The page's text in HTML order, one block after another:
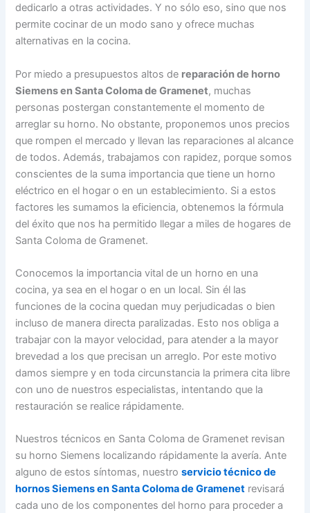
dedicarlo a otras actividades. Y no sólo eso, sino que nos
permite cocinar de un modo sano y ofrece muchas
alternativas en la cocina.
Por miedo a presupuestos altos de reparación de horno
Siemens en Santa Coloma de Gramenet, muchas
personas postergan constantemente el momento de
arreglar su horno. No obstante, proponemos unos precios
que rompen el mercado y llevan las reparaciones al alcance
de todos. Además, trabajamos con rapidez, porque somos
conscientes de la suma importancia que tiene un horno
eléctrico en el hogar o en un establecimiento. Si a estos
factores les sumamos la eficiencia, obtenemos la fórmula
del éxito que nos ha permitido llegar a miles de hogares de
Santa Coloma de Gramenet.
Conocemos la importancia vital de un horno en una
cocina, ya sea en el hogar o en un local. Sin él las
funciones de la cocina quedan muy perjudicadas o bien
incluso de manera directa paralizadas. Esto nos obliga a
trabajar con la mayor velocidad, para atender a la mayor
brevedad a los que precisan un arreglo. Por este motivo
damos siempre y en toda circunstancia la primera cita libre
con uno de nuestros especialistas, intentando que la
restauración se realice rápidamente.
Nuestros técnicos en Santa Coloma de Gramenet revisan
su horno Siemens localizando rápidamente la avería. Ante
alguno de estos síntomas, nuestroservicio técnico de
hornos Siemens en Santa Coloma de Gramenet revisará
cada uno de los componentes del horno para proceder a